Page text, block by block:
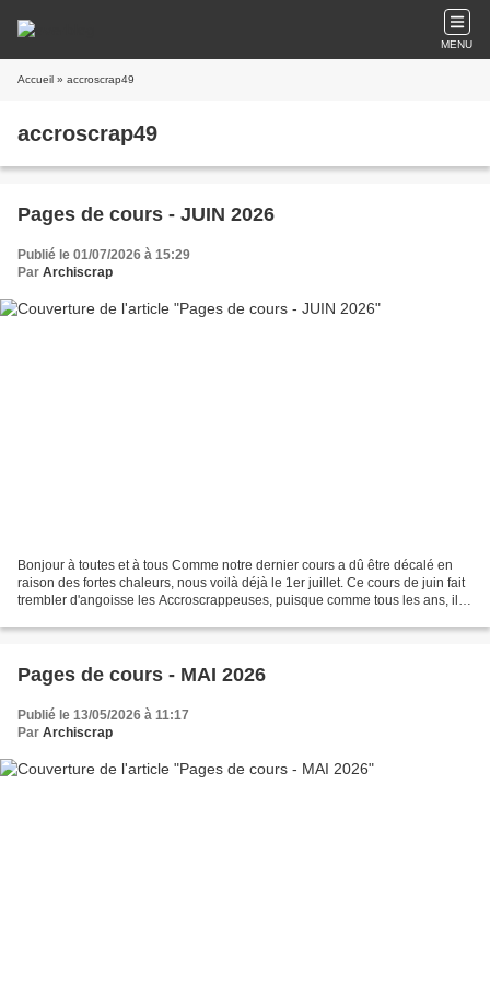
MENU
Accueil » accroscrap49
accroscrap49
Pages de cours - JUIN 2026
Publié le 01/07/2026 à 15:29
Par Archiscrap
Bonjour à toutes et à tous Comme notre dernier cours a dû être décalé en
raison des fortes chaleurs, nous voilà déjà le 1er juillet. Ce cours de juin fait
trembler d'angoisse les Accroscrappeuses, puisque comme tous les ans, il
Pages de cours - MAI 2026
Publié le 13/05/2026 à 11:17
Par Archiscrap